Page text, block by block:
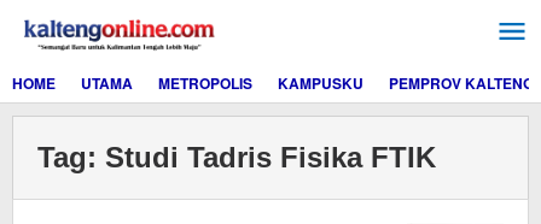
konten
HOME
UTAMA METROPOLIS KAMPUSKU PEMPROV KALTENG
Tag: Studi Tadris Fisika FTIK